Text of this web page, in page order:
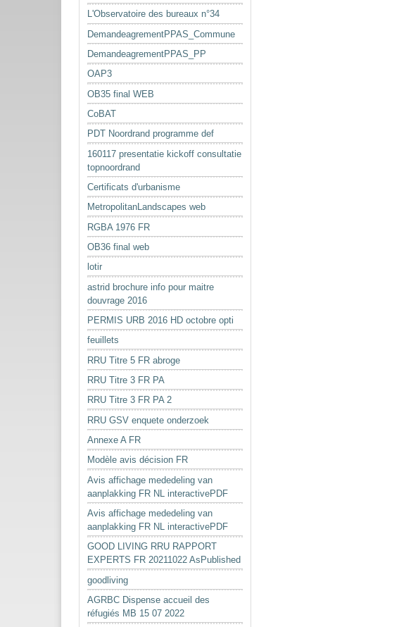
L'Observatoire des bureaux n°34
DemandeagrementPPAS_Commune
DemandeagrementPPAS_PP
OAP3
OB35 final WEB
CoBAT
PDT Noordrand programme def
160117 presentatie kickoff consultatie
topnoordrand
Certificats d'urbanisme
MetropolitanLandscapes web
RGBA 1976 FR
OB36 final web
lotir
astrid brochure info pour maitre
douvrage 2016
PERMIS URB 2016 HD octobre opti
feuillets
RRU Titre 5 FR abroge
RRU Titre 3 FR PA
RRU Titre 3 FR PA 2
RRU GSV enquete onderzoek
Annexe A FR
Modèle avis décision FR
Avis affichage mededeling van
aanplakking FR NL interactivePDF
Avis affichage mededeling van
aanplakking FR NL interactivePDF
GOOD LIVING RRU RAPPORT
EXPERTS FR 20211022 AsPublished
goodliving
AGRBC Dispense accueil des
réfugiés MB 15 07 2022